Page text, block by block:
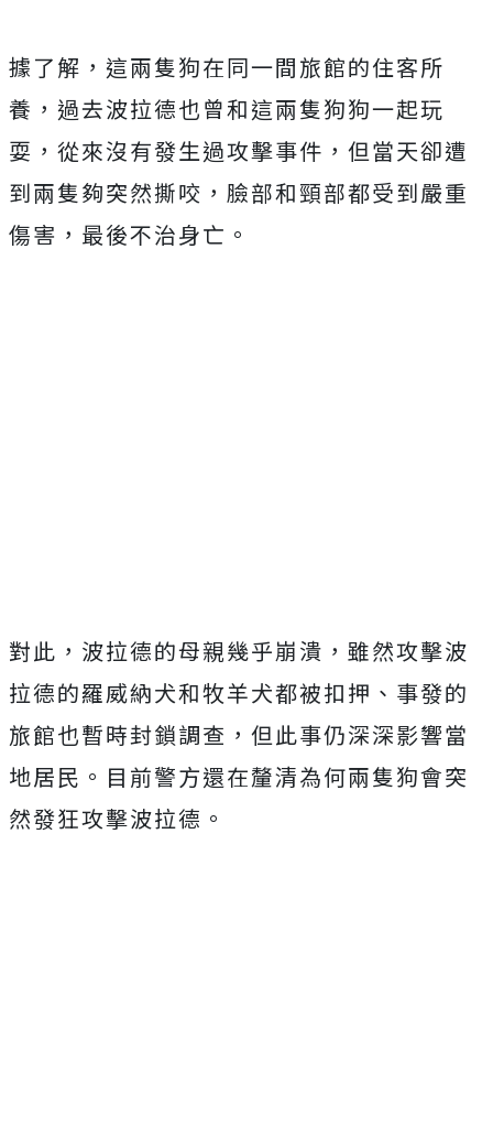
據了解，這兩隻狗在同一間旅館的住客所
養，過去波拉德也曾和這兩隻狗狗一起玩
耍，從來沒有發生過攻擊事件，但當天卻遭
到兩隻夠突然撕咬，臉部和頸部都受到嚴重
傷害，最後不治身亡。
對此，波拉德的母親幾乎崩潰，雖然攻擊波
拉德的羅威納犬和牧羊犬都被扣押、事發的
旅館也暫時封鎖調查，但此事仍深深影響當
地居民。目前警方還在釐清為何兩隻狗會突
然發狂攻擊波拉德。